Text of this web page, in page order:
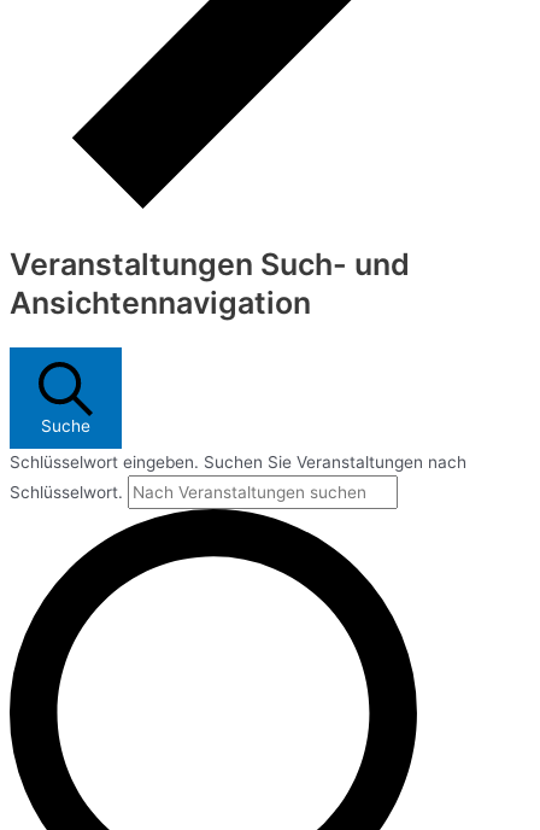
Veranstaltungen Such- und
Ansichtennavigation
Suche
Schlüsselwort eingeben. Suchen Sie Veranstaltungen nach
Schlüsselwort.